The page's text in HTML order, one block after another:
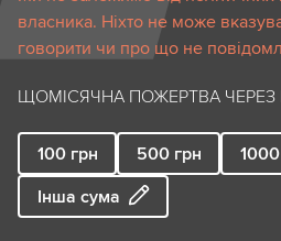
власника. Ніхто не може
говорити чи про що не
ЩОМІСЯЧНА ПОЖЕРТВА ЧЕРЕЗ
100 грн 500 грн 1000
Інша сума